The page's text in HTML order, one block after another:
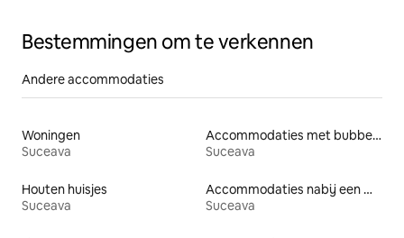
Bestemmingen om te verkennen
Andere accommodaties
Woningen
Suceava
Accommodaties met bubbelbad
Suceava
Houten huisjes
Suceava
Accommodaties nabij een meer
Suceava